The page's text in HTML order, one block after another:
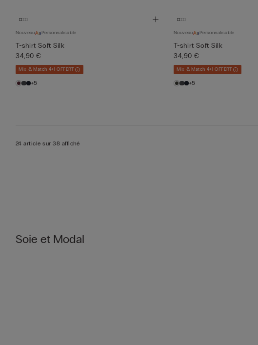
Nouveau Personnalisable
T-shirt Soft Silk
34,90 €
Mix & Match 4+1 OFFERT
+5
Nouveau Personnalisable
T-shirt Soft Silk
34,90 €
Mix & Match 4+1 OFFERT
+5
24 article sur 38 affiché
Soie et Modal